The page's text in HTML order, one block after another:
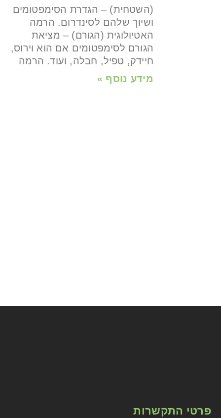
(השטחית) – הגדרת הסימפטומים
ושיוך שלהם לסינדרום. הרמה
האטיולוגית (הגורם) – מציאת
הגורם לסימפטומים אם הוא וירוס,
חיידק, טפיל, חבלה, ועוד. הרמה
מידע נוסף »
התקשרות